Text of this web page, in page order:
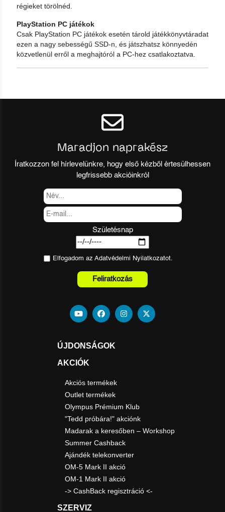
régieket törölnéd.
PlayStation PC játékok
Csak PlayStation PC játékok esetén tárold játékkönyvtáradat
ezen a nagy sebességű SSD-n, és játszhatsz könnyedén
közvetlenül erről a meghajtóról a PC-hez csatlakoztatva.
Maradjon naprakész
Íratkozzon fel hírlevelünkre, hogy első kézből értesülhessen
legfrissebb akcióinkról
Születésnap
Elfogadom az Adatvédelmi Nyilatkozatot.
Feliratkozás
ÚJDONSÁGOK
AKCIÓK
Akciós termékek
Outlet termékek
Olympus Prémium Klub
"Tedd próbára!" akciónk
Madarak a keresőben – Workshop
Summer Cashback
Ajándék telekonverter
OM-5 Mark II akció
OM-1 Mark II akció
-> CashBack regisztráció <-
SZERVIZ